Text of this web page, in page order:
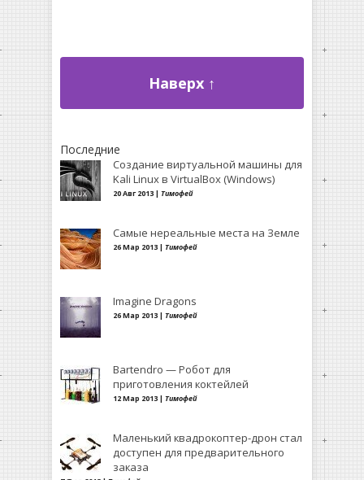
Наверх ↑
Последние
Создание виртуальной машины для
Kali Linux в VirtualBox (Windows)
20 Авг 2013 | Тимофей
Самые нереальные места на Земле
26 Мар 2013 | Тимофей
Imagine Dragons
26 Мар 2013 | Тимофей
Bartendro — Робот для
приготовления коктейлей
12 Мар 2013 | Тимофей
Маленький квадрокоптер-дрон стал
доступен для предварительного
заказа